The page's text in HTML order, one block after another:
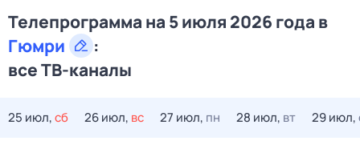
Телепрограмма на 5 июля 2026 года в
Гюмри
:
все ТВ-каналы
25 июл,сб 26 июл, вс 27 июл, пн 28 июл, вт 29 июл,